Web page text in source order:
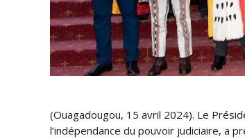
(Ouagadougou, 15 avril 2024). Le
l’indépendance du pouvoir judiciaire, a